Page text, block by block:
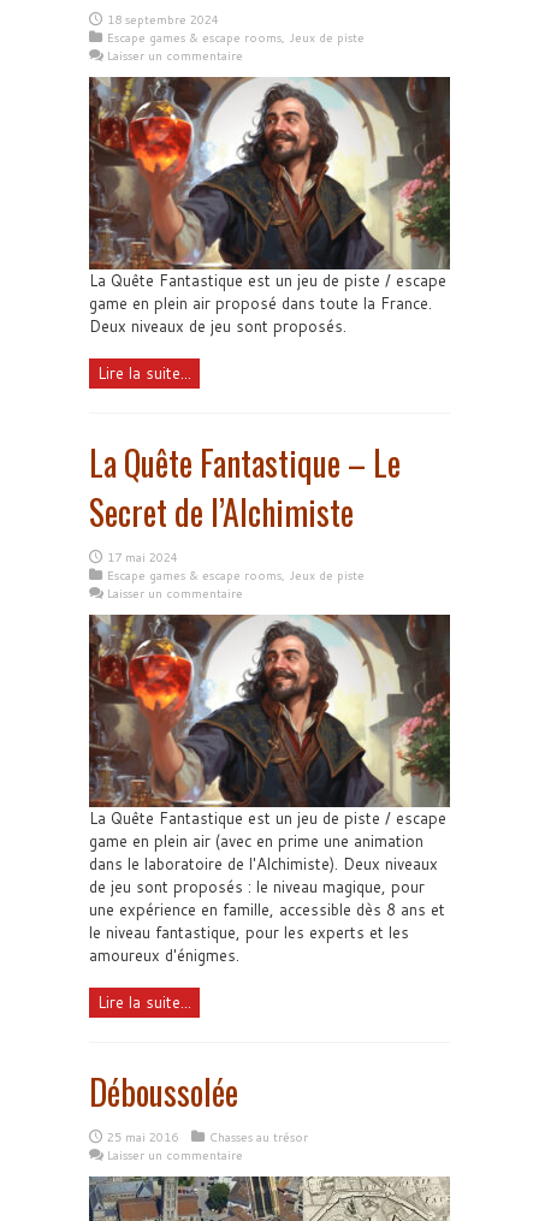
18 septembre 2024
Escape games & escape rooms, Jeux de piste
Laisser un commentaire
La Quête Fantastique est un jeu de piste / escape
game en plein air proposé dans toute la France.
Deux niveaux de jeu sont proposés.
Lire la suite...
La Quête Fantastique – Le
Secret de l’Alchimiste
17 mai 2024
Escape games & escape rooms, Jeux de piste
Laisser un commentaire
La Quête Fantastique est un jeu de piste / escape
game en plein air (avec en prime une animation
dans le laboratoire de l'Alchimiste). Deux niveaux
de jeu sont proposés : le niveau magique, pour
une expérience en famille, accessible dès 8 ans et
le niveau fantastique, pour les experts et les
amoureux d'énigmes.
Lire la suite...
Déboussolée
25 mai 2016
Chasses au trésor
Laisser un commentaire